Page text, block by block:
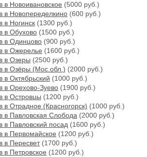
в Новоивановское (5000 руб.)
в Новопеределкино (600 руб.)
в Ногинск (1300 руб.)
в Обухово (1500 руб.)
в Одинцово (900 руб.)
в Ожерелье (1600 руб.)
в Озеры (2500 руб.)
в Озёры (Мос.обл.) (2000 руб.)
в Октябрьский (1000 руб.)
в Орехово-Зуево (1900 руб.)
в Островцы (1200 руб.)
в Отрадное (Красногорск) (1000 руб.)
в Павловская Слобода (2000 руб.)
в Павловский посад (1600 руб.)
в Первомайское (1200 руб.)
в Пересвет(1700 руб.)
в Петровское (1200 руб.)